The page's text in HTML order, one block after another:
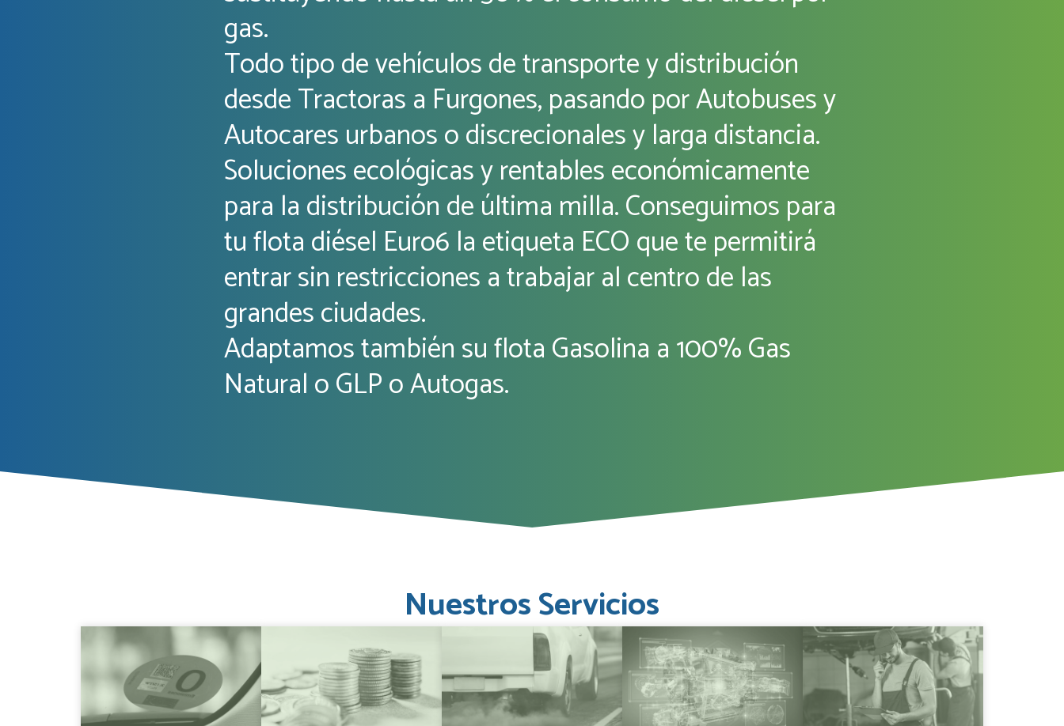
gas.
Todo tipo de vehículos de transporte y distribución
desde Tractoras a Furgones, pasando por Autobuses y
Autocares urbanos o discrecionales y larga distancia.
Soluciones ecológicas y rentables económicamente
para la distribución de última milla. Conseguimos para
tu flota diésel Euro6 la etiqueta ECO que te permitirá
entrar sin restricciones a trabajar al centro de las
grandes ciudades.
Adaptamos también su flota Gasolina a 100% Gas
Natural o GLP o Autogas.
Nuestros Servicios